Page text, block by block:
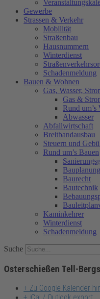
Gewerbe
Strassen & Verkehr
Mobilität
Straßenbau
Hausnummern
Winterdienst
Schadenmeldung
Bauen & Wohnen
Gas, Wasser,
Gas &
Rund um’s
Abwasser
Abfallwirtschaft
Breitbandausbau
Steuern und
Rund um’s Bauen
Bauplanung
Baurecht
Bautechnik
Kaminkehrer
Winterdienst
Schadenmeldung
Suche
Osterschießen Tell-
+ Zu Google Kalender